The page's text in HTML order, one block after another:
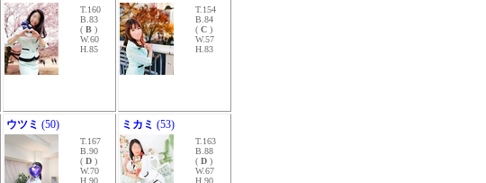
T.160
B.83
( B )
W.60
H.85
T.154
B.84
( C )
W.57
H.83
ウツミ (50)
T.167
B.90
( D )
W.70
H.90
ミカミ (53)
T.163
B.88
( D )
W.67
H.90